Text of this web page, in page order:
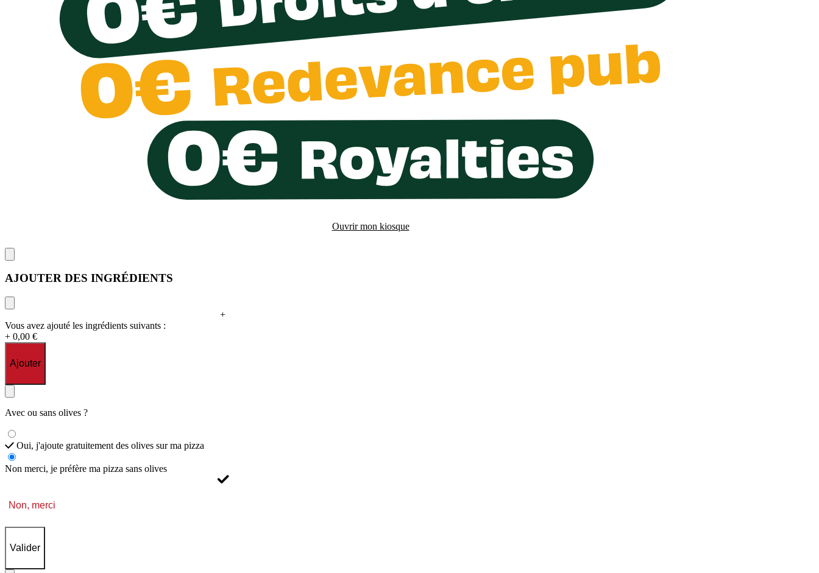
Ouvrir mon kiosque
AJOUTER DES INGRÉDIENTS
+
Vous avez ajouté les ingrédients suivants :
+ 0,00 €
Ajouter
Avec ou sans olives ?
Oui, j'ajoute gratuitement des olives sur ma pizza
Non merci, je préfère ma pizza sans olives
Non, merci
Valider